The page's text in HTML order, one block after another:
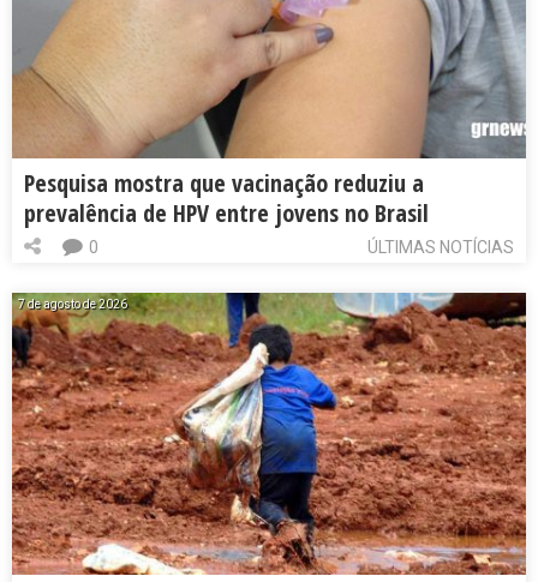
Pesquisa mostra que vacinação reduziu a
prevalência de HPV entre jovens no Brasil
ÚLTIMAS NOTÍCIAS
0
7 de agosto de 2026